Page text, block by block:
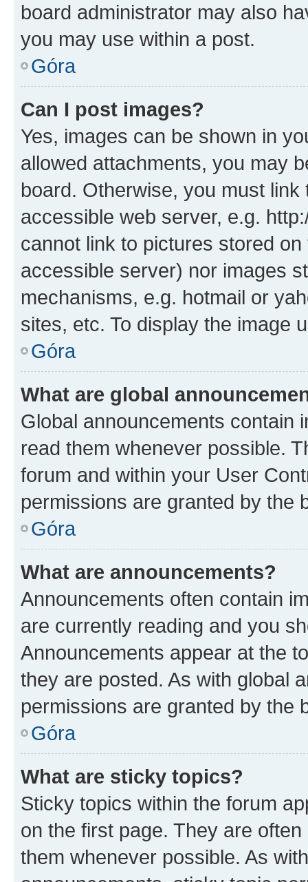
board administrator may also
you may use within a post.
Góra
Can I post images?
Yes, images can be shown in
allowed attachments, you may
board. Otherwise, you must
accessible web server, e.g.
cannot link to pictures stored
accessible server) nor images
mechanisms, e.g. hotmail or
sites, etc. To display the image
Góra
What are global
Global announcements contain
read them whenever possible.
forum and within your User
permissions are granted by the
Góra
What are announcements?
Announcements often contain
are currently reading and you
Announcements appear at the
they are posted. As with global
permissions are granted by the
Góra
What are sticky topics?
Sticky topics within the forum
on the first page. They are
them whenever possible. As